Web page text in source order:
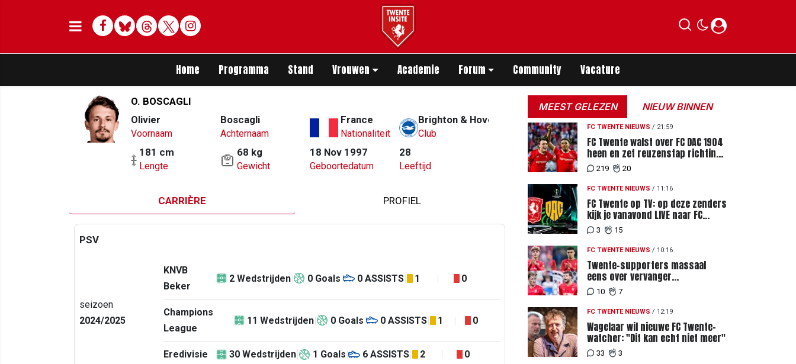
Facebook
BlueskyThreadsTwitterDelen op Whatsapp
Home Programma Stand Vrouwen Academie Forum Community Vacature
O. BOSCAGLI
Olivier
Voornaam
Boscagli
Achternaam
France
Nationaliteit
Brighton & Hove Albion
Club
181 cm
Lengte
68 kg
Gewicht
18 Nov 1997
Geboortedatum
28
Leeftijd
CARRIÈRE PROFIEL
PSV
seizoen
2024/2025
KNVB
Beker
2 Wedstrijden 0 Goals 0 ASSISTS 1 0
Champions
League
11 Wedstrijden 0 Goals 0 ASSISTS 1 0
Eredivisie 30 Wedstrijden 1 Goals 6 ASSISTS 2 0
MEEST GELEZEN NIEUW BINNEN
FC TWENTE NIEUWS / 21:59
FC Twente walst over FC DAC 1904
heen en zet reuzenstap richting
de play-offs
219 20
FC TWENTE NIEUWS / 11:16
FC Twente op TV: op deze zenders
kijk je vanavond LIVE naar FC
Twente - FC DAC 04
3 15
FC TWENTE NIEUWS / 10:16
Twente-supporters massaal
eens over vervanger
geblesseerde Lemkin tegen FC
DAC 04
10 7
FC TWENTE NIEUWS / 12:19
Wagelaar wil nieuwe FC Twente-
watcher: "Dit kan echt niet meer"
33 3